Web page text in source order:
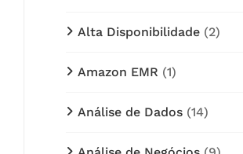
Alta Disponibilidade (2)
Amazon EMR (1)
Análise de Dados (14)